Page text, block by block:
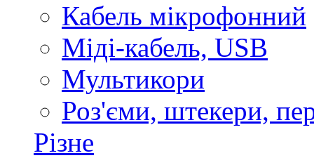
Кабель мікрофонний
Міді-кабель, USB
Мультикори
Роз'єми, штекери,
Різне